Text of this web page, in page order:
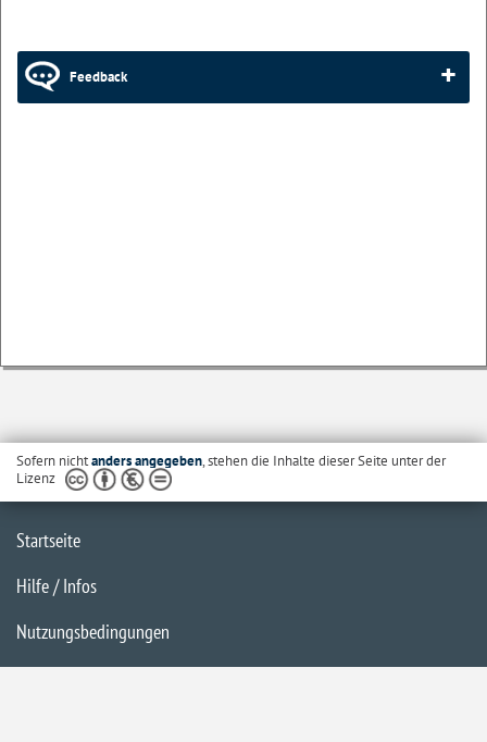
Feedback
Sofern nichtanders angegeben, stehen die Inhalte dieser Seite unter der
Lizenz
Startseite
Hilfe / Infos
Nutzungsbedingungen